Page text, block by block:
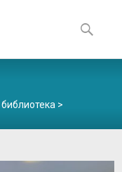
to
content
Найти:
>